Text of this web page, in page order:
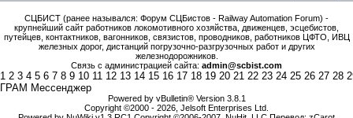
СЦБИСТ (ранее назывался: Форум СЦБистов - Railway Automation Forum) -
крупнейший сайт работников локомотивного хозяйства, движенцев, эсцебистов,
путейцев, контактников, вагонников, связистов, проводников, работников ЦФТО, ИВЦ
железных дорог, дистанций погрузочно-разгрузочных работ и других
железнодорожников.
Связь с администрацией сайта: admin@scbist.com
1 2 3 4 5 6 7 8 9 10 11 12 13 14 15 16 17 18 19 20 21 22 23 24 25 26 27 28
ГРАМ Мессенджер
Powered by vBulletin® Version 3.8.1
Copyright ©2000 - 2026, Jelsoft Enterprises Ltd.